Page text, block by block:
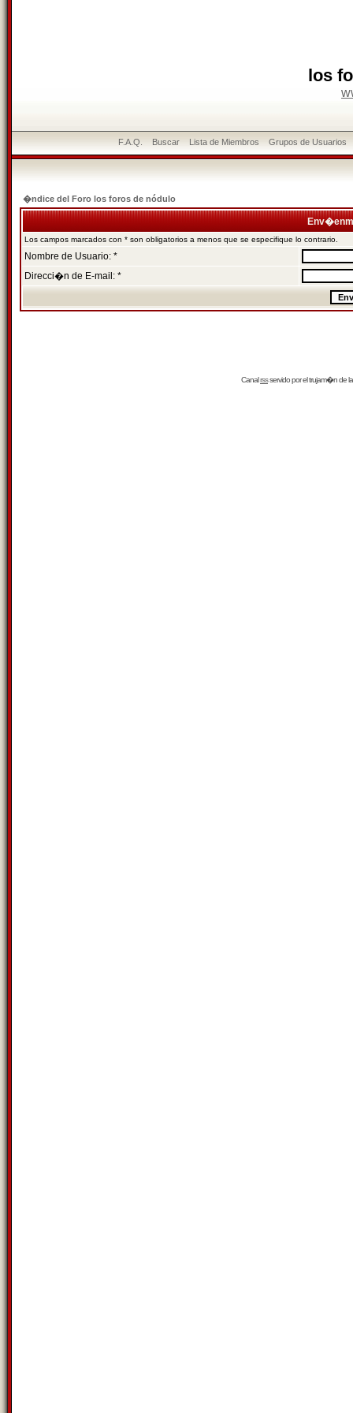
los
F.A.Q. Buscar Lista de Miembros Grupos de Usuarios
�ndice del Foro los foros de nódulo
Los campos marcados con * son obligatorios a menos que se especifique lo contrario.
Nombre de Usuario: *
Direcci�n de E-mail: *
Canalrssservido por eltrujam�nde